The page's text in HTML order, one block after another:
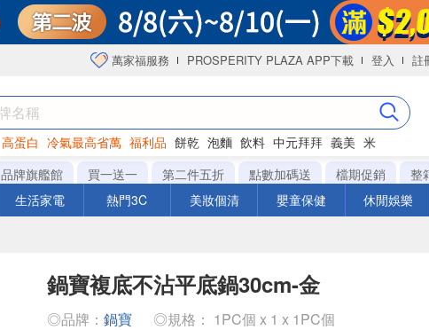
萬家福服務 PROSPERITY PLAZA APP下載 登入 註
高蛋白 冷氣最高省萬 福利品 餅乾 泡麵 飲料 中元拜拜 義美 米
品牌旗艦館 買一送一 第二件五折 點數加碼送 檔期促銷 整
生活家電 熱門3C 美妝個清 嬰童保健 休閒娛樂
鍋寶複底不沾平底鍋30cm-金
◎品牌： 鍋寶 ◎規格： 1PC個 x 1 x 1PC個